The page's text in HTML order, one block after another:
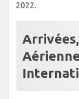
2022.